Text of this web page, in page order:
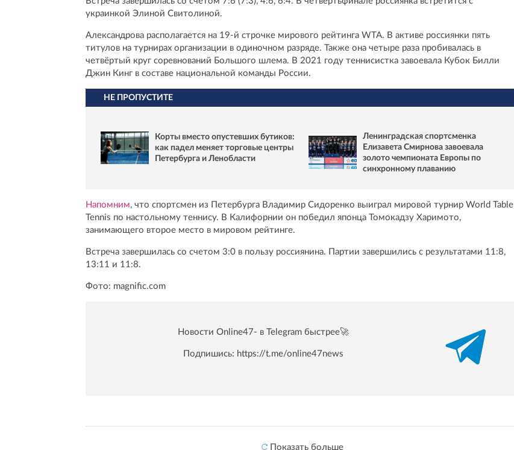
украинкой Элиной Свитолиной.
Александрова располагается на 19-й строчке мирового рейтинга WTA. В активе россиянки пять
титулов на турнирах организации в одиночном разряде. Также она четыре раза пробивалась в
четвёртый круг соревнований Большого шлема. В 2021 году теннисистка завоевала Кубок Билли
Джин Кинг в составе национальной команды России.
НЕ ПРОПУСТИТЕ
Корты вместо опустевших бутиков:
как падел меняет торговые центры
Петербурга и Ленобласти
Ленинградская спортсменка
Елизавета Смирнова завоевала
золото чемпионата Европы по
синхронному плаванию
Напомним, что спортсмен из Петербурга Владимир Сидоренко выиграл мировой турнир World Table
Tennis по настольному теннису. В Калифорнии он победил японца Томокадзу Харимото,
занимающего второе место в мировом рейтинге.
Встреча завершилась со счетом 3:0 в пользу россиянина. Партии завершились с результатами 11:8,
13:11 и 11:8.
Фото: magnific.com
Новости Online47- в Telegram быстрее🚀
Подпишись: https://t.me/online47news
Показать больше